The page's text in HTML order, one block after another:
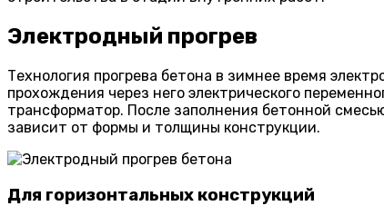
Электродный прогрев
Технология прогрева бетона в зимнее время
прохождения через него электрического
трансформатор. После заполнения бетонной
зависит от формы и толщины конструкции.
Для горизонтальных конструкций